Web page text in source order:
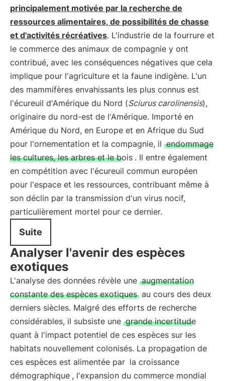
principalement motivée par la recherche de
ressources alimentaires, de possibilités de chasse
et d'activités récréatives. L'industrie de la fourrure et
le commerce des animaux de compagnie y ont
contribué, avec les conséquences négatives que cela
implique pour l'agriculture et la faune indigène. L'un
des mammifères envahissants les plus connus est
l'écureuil d'Amérique du Nord (Sciurus carolinensis),
originaire du nord-est de l'Amérique. Importé en
Amérique du Nord, en Europe et en Afrique du Sud
pour l'ornementation et la compagnie, il endommage
les cultures, les arbres et le bois . Il entre également
en compétition avec l'écureuil commun européen
pour l'espace et les ressources, contribuant même à
son déclin par la transmission d'un virus nocif,
particulièrement mortel pour ce dernier.
Suite
Analyser l'avenir des espèces
exotiques
L'analyse des données révèle une augmentation
constante des espèces exotiques au cours des deux
derniers siècles. Malgré des efforts de recherche
considérables, il subsiste une grande incertitude
quant à l'impact potentiel de ces espèces sur les
habitats nouvellement colonisés. La propagation de
ces espèces est alimentée par la croissance
démographique , l'expansion du commerce mondial